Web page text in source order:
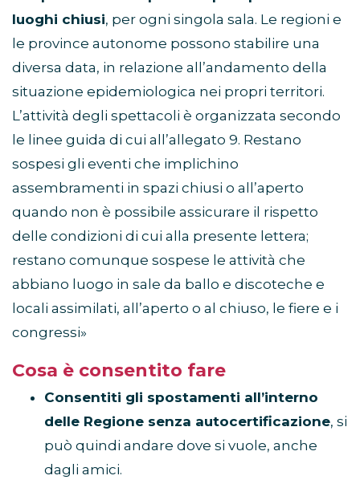
luoghi chiusi, per ogni singola sala. Le regioni e
le province autonome possono stabilire una
diversa data, in relazione all’andamento della
situazione epidemiologica nei propri territori.
L’attività degli spettacoli è organizzata secondo
le linee guida di cui all’allegato 9. Restano
sospesi gli eventi che implichino
assembramenti in spazi chiusi o all’aperto
quando non è possibile assicurare il rispetto
delle condizioni di cui alla presente lettera;
restano comunque sospese le attività che
abbiano luogo in sale da ballo e discoteche e
locali assimilati, all’aperto o al chiuso, le fiere e i
congressi»
Cosa è consentito fare
Consentiti gli spostamenti all’interno
delle Regione senza autocertificazione, si
può quindi andare dove si vuole, anche
dagli amici.